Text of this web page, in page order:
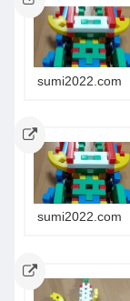
sumi2022.com
sumi2022.com